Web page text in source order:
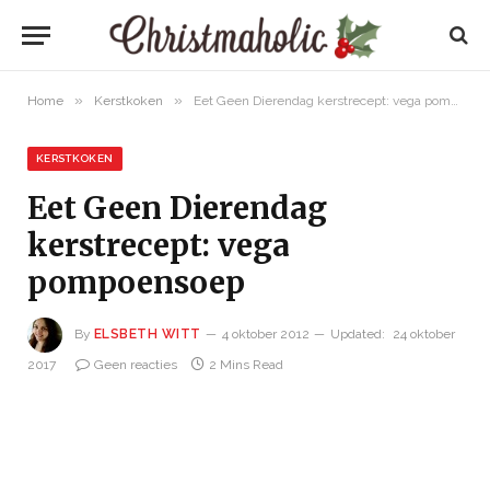
Home » Kerstkoken » Eet Geen Dierendag kerstrecept: vega pompoensoep
KERSTKOKEN
Eet Geen Dierendag
kerstrecept: vega
pompoensoep
By ELSBETH WITT 4 oktober 2012 Updated:
24 oktober
2017
Geen reacties 2 Mins Read